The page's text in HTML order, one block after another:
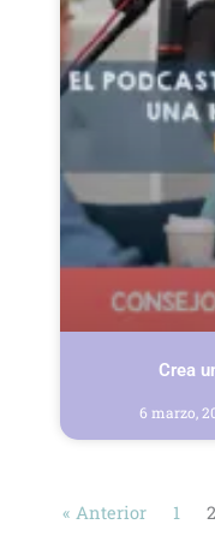
Crea
6 marzo,
« Anterior 1 2